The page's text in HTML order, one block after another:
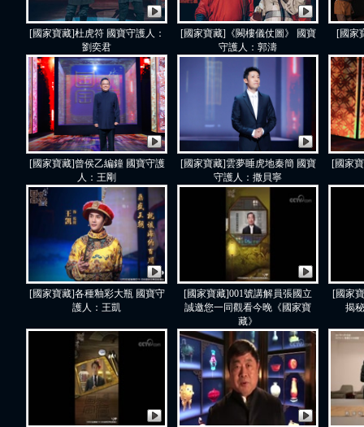
[國家寶藏]杜虎符 國寶守護人：
劉奕君
[國家寶藏]《闕樓儀仗圖》 國寶
守護人：郭濤
[國家
[國家寶藏]曾侯乙編鐘 國寶守護
人：王剛
[國家寶藏]雲夢睡虎地秦簡 國寶
守護人：撒貝寧
[國家
[國家寶藏]各種釉彩大瓶 國寶守
護人：王凱
[國家寶藏]001號講解員張國立
誠邀您一同觀看今晚《國家寶
藏》
[國家
揭